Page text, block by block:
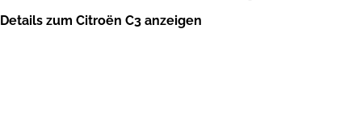
Details zum Citroën C3 anzeigen